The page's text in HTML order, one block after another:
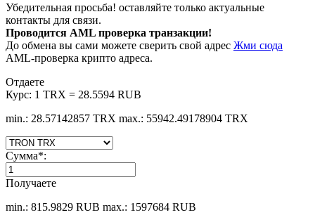
Убедительная просьба! оставляйте только актуальные
контакты для связи.
Проводится AML проверка транзакции!
До обмена вы сами можете сверить свой адрес Жми сюда
AML-проверка крипто адреса.
Отдаете
Курс: 1 TRX = 28.5594 RUB
min.: 28.57142857 TRX max.: 55942.49178904 TRX
Сумма*:
Получаете
min.: 815.9829 RUB max.: 1597684 RUB